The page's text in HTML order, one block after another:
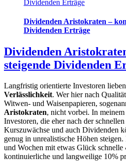
Dividenden Erträge
Dividenden Aristokraten –
Dividenden Erträge
Dividenden
steigende Dividenden
Langfristig orientierte Investoren lieben
Verlässlichkeit. Wer hier nach
Witwen- und Waisenpapieren,
Aristokraten, nicht vorbei. In
Investoren, die eher nach der
Kurszuwächse und auch Dividenden
genug in unrealistische Höhen
und Wochen mit etwas Glück schnelle
kontinuierliche und langweilige 10%